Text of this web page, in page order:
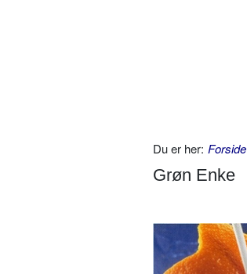
Du er her: Forside
Grøn Enke